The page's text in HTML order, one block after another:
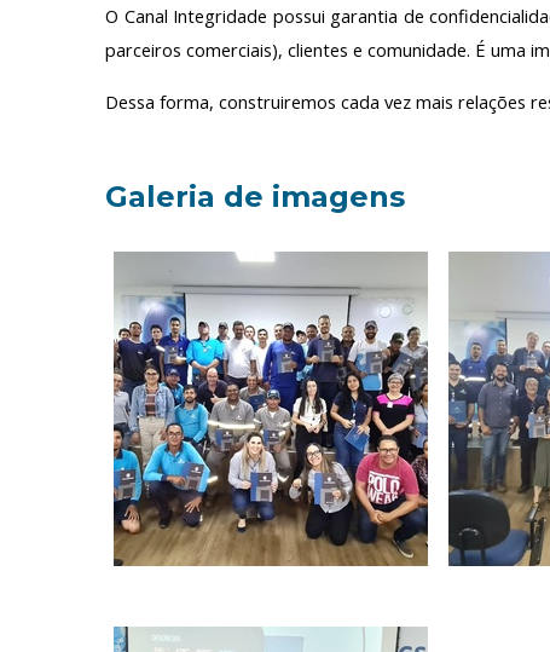
O Canal Integridade possui garantia de
parceiros comerciais), clientes e comunidade. É uma
Dessa forma, construiremos cada vez mais relações
Galeria de imagens